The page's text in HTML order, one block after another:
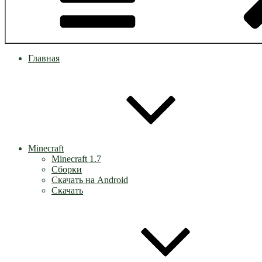
Главная
Minecraft
Minecraft 1.7
Сборки
Скачать на Android
Скачать